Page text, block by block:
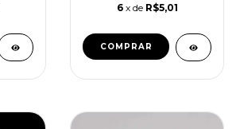
6 x de R$5,01